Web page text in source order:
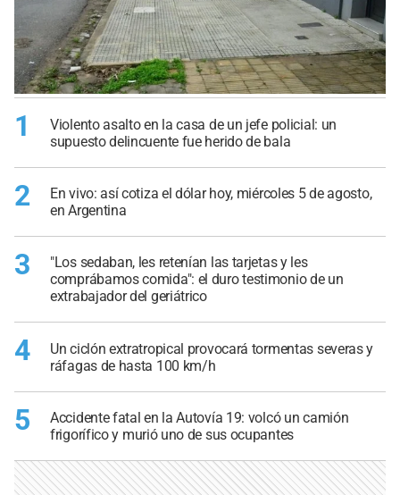
1
Violento asalto en la casa de un jefe policial: un
supuesto delincuente fue herido de bala
2
En vivo: así cotiza el dólar hoy, miércoles 5 de agosto,
en Argentina
3
"Los sedaban, les retenían las tarjetas y les
comprábamos comida": el duro testimonio de un
extrabajador del geriátrico
4
Un ciclón extratropical provocará tormentas severas y
ráfagas de hasta 100 km/h
5
Accidente fatal en la Autovía 19: volcó un camión
frigorífico y murió uno de sus ocupantes